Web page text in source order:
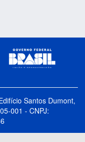
Santos Dumont,
001 - CNPJ: